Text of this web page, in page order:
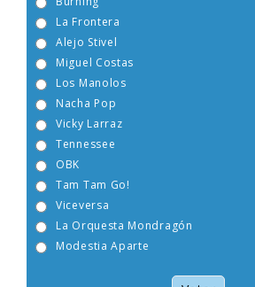
Burning
La Frontera
Alejo Stivel
Miguel Costas
Los Manolos
Nacha Pop
Vicky Larraz
Tennessee
OBK
Tam Tam Go!
Viceversa
La Orquesta Mondragón
Modestia Aparte